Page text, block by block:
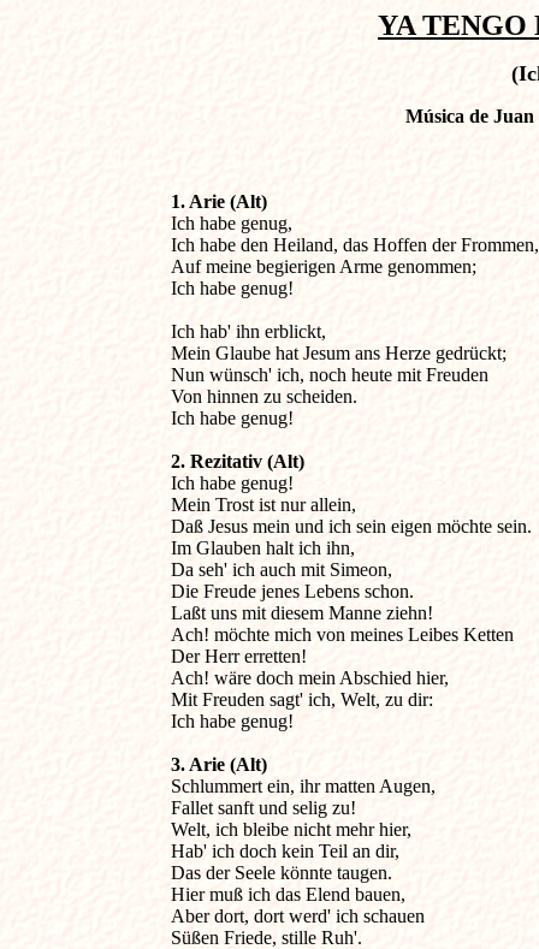
YA TENGO
Música de Juan
1. Arie (Alt)
Ich habe genug,
Ich habe den Heiland, das Hoffen der
Auf meine begierigen Arme genommen;
Ich habe genug!
Ich hab' ihn erblickt,
Mein Glaube hat Jesum ans Herze gedrückt;
Nun wünsch' ich, noch heute mit Freuden
Von hinnen zu scheiden.
Ich habe genug!
2. Rezitativ (Alt)
Ich habe genug!
Mein Trost ist nur allein,
Daß Jesus mein und ich sein eigen möchte sein.
Im Glauben halt ich ihn,
Da seh' ich auch mit Simeon,
Die Freude jenes Lebens schon.
Laßt uns mit diesem Manne ziehn!
Ach! möchte mich von meines Leibes Ketten
Der Herr erretten!
Ach! wäre doch mein Abschied hier,
Mit Freuden sagt' ich, Welt, zu dir:
Ich habe genug!
3. Arie (Alt)
Schlummert ein, ihr matten Augen,
Fallet sanft und selig zu!
Welt, ich bleibe nicht mehr hier,
Hab' ich doch kein Teil an dir,
Das der Seele könnte taugen.
Hier muß ich das Elend bauen,
Aber dort, dort werd' ich schauen
Süßen Friede, stille Ruh'.